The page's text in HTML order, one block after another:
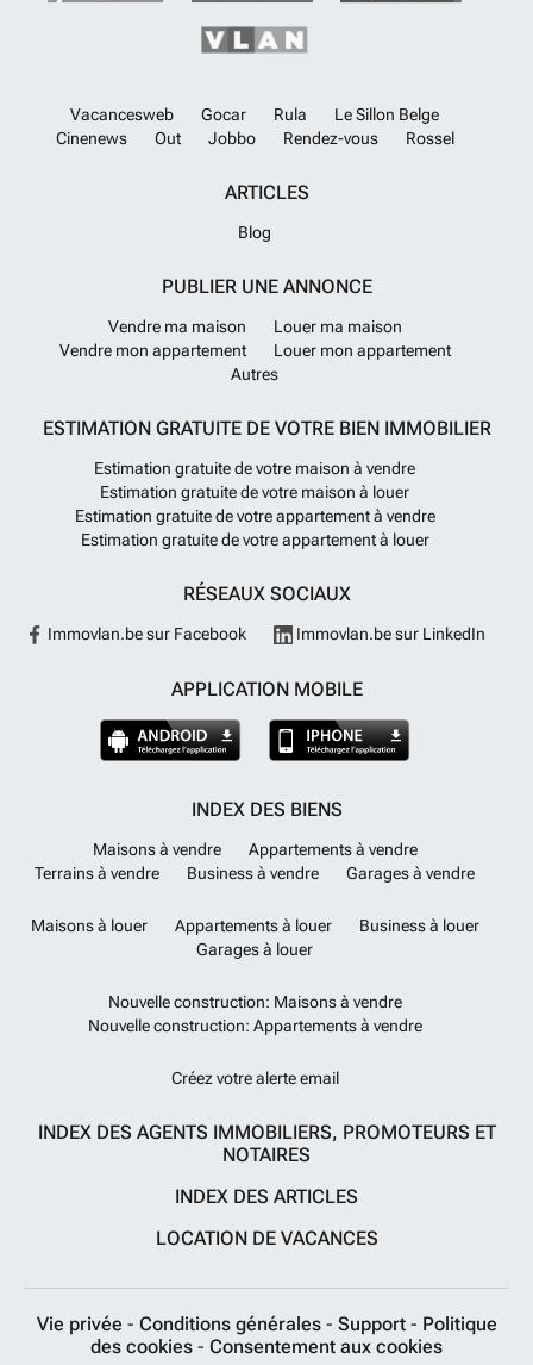
Vacancesweb Gocar Rula
Le Sillon Belge
Cinenews
Out Jobbo Rendez-vous Rossel
ARTICLES
Blog
PUBLIER UNE ANNONCE
Vendre ma maison
Louer ma maison
Vendre mon appartement
Louer mon appartement
Autres
ESTIMATION GRATUITE DE VOTRE BIEN IMMOBILIER
Estimation gratuite de votre maison à vendre
Estimation gratuite de votre maison à louer
Estimation gratuite de votre appartement à vendre
Estimation gratuite de votre appartement à louer
RÉSEAUX SOCIAUX
Immovlan.be sur Facebook Immovlan.be sur LinkedIn
APPLICATION MOBILE
INDEX DES BIENS
Maisons à vendre
Appartements à vendre
Terrains à vendre
Business à vendre Garages à vendre
Maisons à louer Appartements à louer
Business à louer
Garages à louer
Nouvelle construction: Maisons à vendre
Nouvelle construction: Appartements à vendre
Créez votre alerte email
INDEX DES AGENTS IMMOBILIERS, PROMOTEURS ET
NOTAIRES
INDEX DES ARTICLES
LOCATION DE VACANCES
Vie privée - Conditions générales - Support - Politique
des cookies - Consentement aux cookies